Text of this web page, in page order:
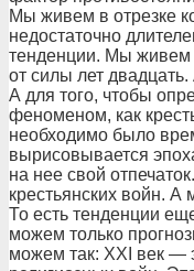
Мы живем в отрезке
недостаточно
тенденции. Мы живем
от силы лет
А для того, чтобы
феноменом, как
необходимо было
вырисовывается
на нее свой
крестьянских войн. А
То есть тенденции
можем только
можем так: XXI век —